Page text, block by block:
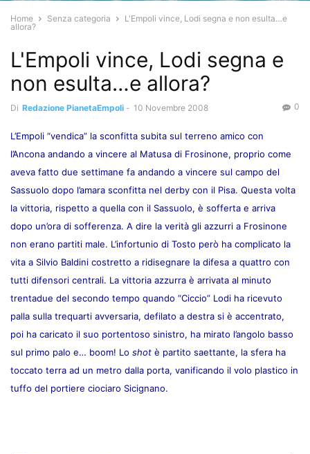
Home Senza categoria
L'Empoli vince, Lodi segna e non esulta…e
allora?
L'Empoli vince, Lodi segna e
non esulta…e allora?
Di Redazione PianetaEmpoli - 10 Novembre 2008 0
L’Empoli “vendica” la sconfitta subita sul terreno amico con
l’Ancona andando a vincere al Matusa di Frosinone, proprio come
aveva fatto due settimane fa andando a vincere sul campo del
Sassuolo dopo l’amara sconfitta nel derby con il Pisa. Questa volta
la vittoria, rispetto a quella con il Sassuolo, è sofferta e arriva
dopo un’ora di sofferenza. A dire la verità gli azzurri a Frosinone
non erano partiti male. L’infortunio di Tosto però ha complicato la
vita a Silvio Baldini costretto a ridisegnare la difesa a quattro con
tutti difensori centrali. La vittoria azzurra è arrivata al minuto
trentadue del secondo tempo quando “Ciccio” Lodi ha ricevuto
palla sulla trequarti avversaria, defilato a destra si è accentrato,
poi ha caricato il suo portentoso sinistro, ha mirato l’angolo basso
sul primo palo e… boom! Lo shot è partito saettante, la sfera ha
toccato terra ad un metro dalla porta, vanificando il volo plastico in
tuffo del portiere ciociaro Sicignano.